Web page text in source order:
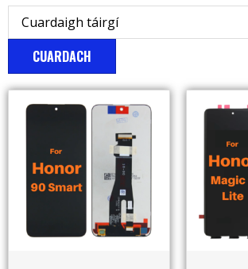
CUARDACH